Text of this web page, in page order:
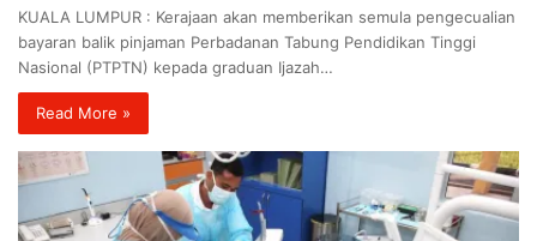
KUALA LUMPUR : Kerajaan akan memberikan semula pengecualian
bayaran balik pinjaman Perbadanan Tabung Pendidikan Tinggi
Nasional (PTPTN) kepada graduan Ijazah…
Read More »